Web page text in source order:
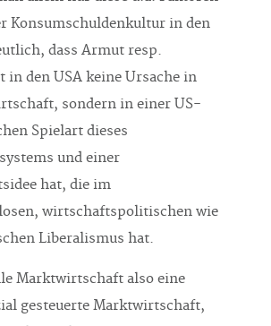
Konsumschuldenkultur in den
dass Armut resp.
in den USA keine Ursache in
sondern in einer US-
Spielart dieses
und einer
hat, die im
wirtschaftspolitischen wie
Liberalismus hat.
Marktwirtschaft also eine
gesteuerte Marktwirtschaft,